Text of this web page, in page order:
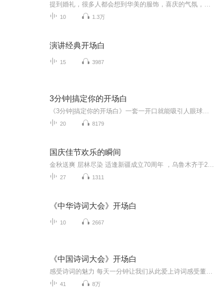
10 1.3万
演讲经典开场白
15 3987
3分钟|搞定你的开场白
20 8179
国庆佳节欢乐的瞬间
27 1311
《中华诗词大会》开场白
10 2667
《中国诗词大会》开场白
41 8万